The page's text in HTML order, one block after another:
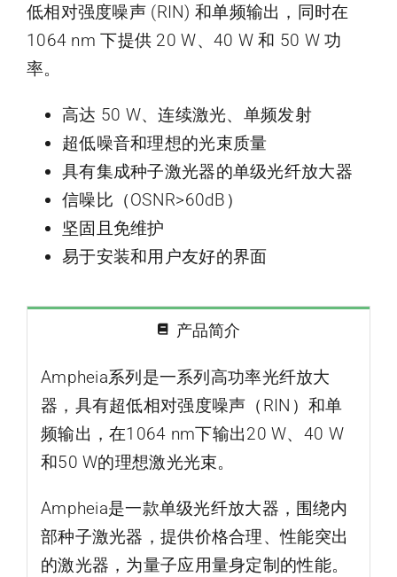
低相对强度噪声 (RIN) 和单频输出，同时在
1064 nm 下提供 20 W、40 W 和 50 W 功
率。
高达 50 W、连续激光、单频发射
超低噪音和理想的光束质量
具有集成种子激光器的单级光纤放大器
信噪比（OSNR>60dB）
坚固且免维护
易于安装和用户友好的界面
产品简介
Ampheia系列是一系列高功率光纤放大
器，具有超低相对强度噪声（RIN）和单
频输出，在1064 nm下输出20 W、40 W
和50 W的理想激光光束。
Ampheia是一款单级光纤放大器，围绕内
部种子激光器，提供价格合理、性能突出
的激光器，为量子应用量身定制的性能。